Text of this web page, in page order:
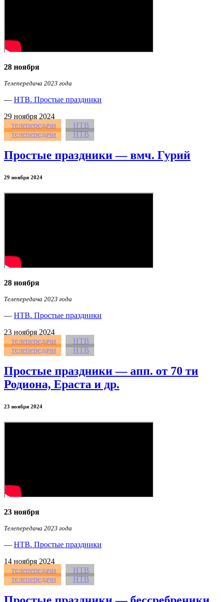
28 ноября
Телепередача 2023 года
— НТВ. Простые праздники
29 ноября 2024
телепередачи
НТВ
телепередачи
НТВ
Простые праздники — вмч. Гурий
29 ноября 2024
28 ноября
Телепередача 2023 года
— НТВ. Простые праздники
23 ноября 2024
телепередачи
НТВ
телепередачи
НТВ
Простые праздники — апп. от 70 ти
Родиона, Ераста и др.
23 ноября 2024
23 ноября
Телепередача 2023 года
— НТВ. Простые праздники
14 ноября 2024
телепередачи
НТВ
телепередачи
НТВ